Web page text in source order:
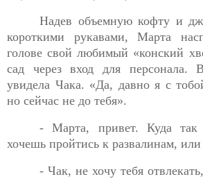
Надев объемную кофту и
короткими рукавами, Марта
голове свой любимый «конский
сад через вход для персонала.
увидела Чака. «Да, давно я с
но сейчас не до тебя».
- Марта, привет. Куда
хочешь пройтись к развалинам, или
- Чак, не хочу тебя